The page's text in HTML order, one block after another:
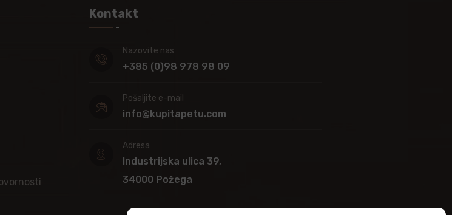
Kontakt
Nazovite nas
+385 (0)98 978 98 09
Pošaljite e-mail
info@kupitapetu.com
Adresa
Industrijska ulica 39,
34000 Požega